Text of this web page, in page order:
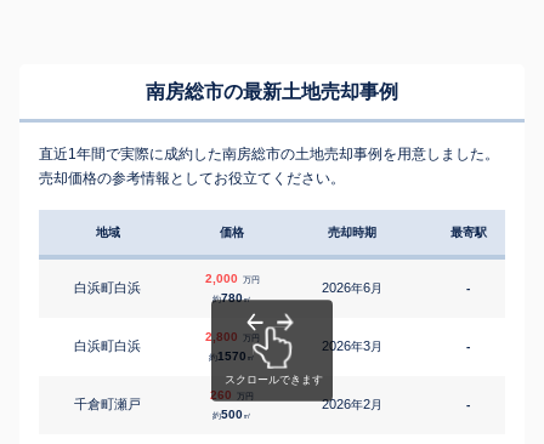
南房総市の最新土地売却事例
直近1年間で実際に成約した南房総市の土地売却事例を用意しました。
売却価格の参考情報としてお役立てください。
地域 価格 売却時期 最寄駅
白浜町白浜
2,000 万円
約780㎡
2026年6月 -
白浜町白浜
2,800 万円
約1570 ㎡
2026年3月 -
千倉町瀬戸
260 万円
約500㎡
2026年2月 -